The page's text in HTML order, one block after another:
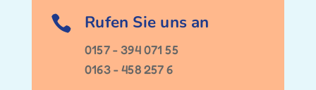
 Rufen Sie uns an
0157 - 394 071 55
0163 - 458 257 6